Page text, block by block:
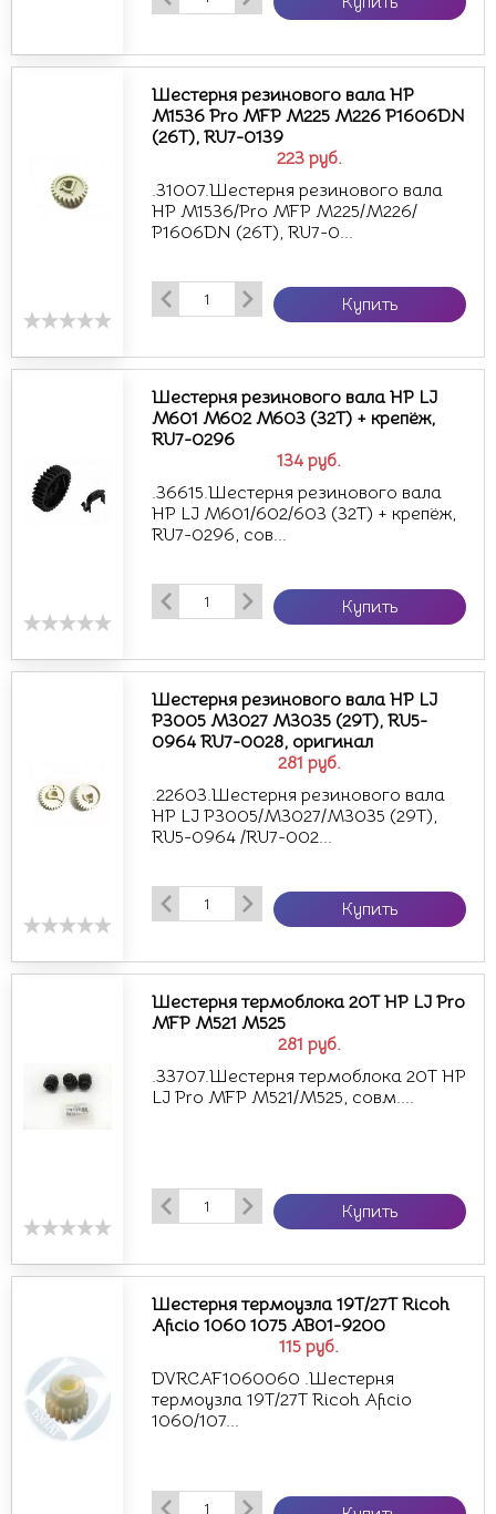
223 руб.
Шестерня резинового вала HP
M1536 Pro MFP M225 M226 P1606DN
(26T), RU7-0139
.31007.Шестерня резинового вала
HP M1536/Pro MFP M225/M226/
P1606DN (26T), RU7-0...
Купить
134 руб.
Шестерня резинового вала НР LJ
M601 M602 M603 (32T) + крепёж,
RU7-0296
.36615.Шестерня резинового вала
НР LJ M601/602/603 (32T) + крепёж,
RU7-0296, сов...
Купить
281 руб.
Шестерня резинового вала НР LJ
P3005 M3027 M3035 (29T), RU5-
0964 RU7-0028, оригинал
.22603.Шестерня резинового вала
НР LJ P3005/M3027/M3035 (29T),
RU5-0964 /RU7-002...
Купить
281 руб.
Шестерня термоблока 20T HP LJ Pro
MFP M521 M525
.33707.Шестерня термоблока 20T HP
LJ Pro MFP M521/M525, совм....
Купить
115 руб.
Шестерня термоузла 19T/27T Ricoh
Aficio 1060 1075 AB01-9200
DVRCAF1060060 .Шестерня
термоузла 19T/27T Ricoh Aficio
1060/107...